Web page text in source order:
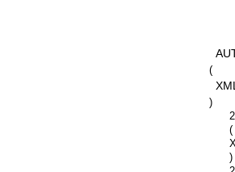
(
XML
)
(
)